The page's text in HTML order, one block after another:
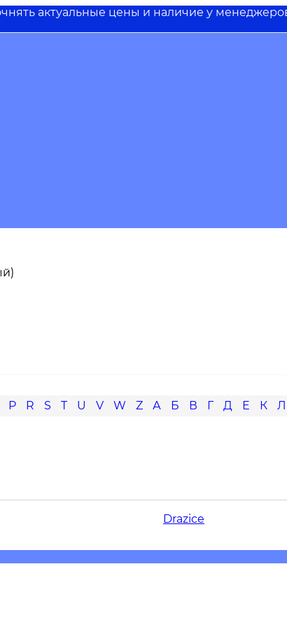
актуальные цены и наличие у
P R S T U V W Z А Б В Г Д Е К Л
Drazice